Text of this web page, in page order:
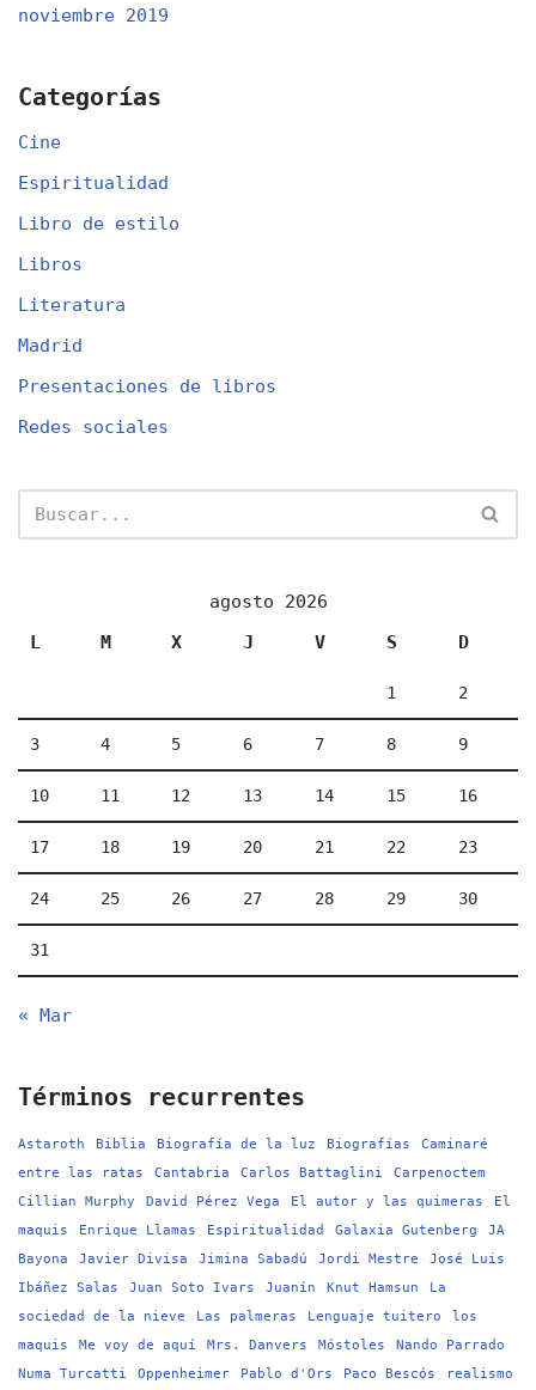
noviembre 2019
Categorías
Cine
Espiritualidad
Libro de estilo
Libros
Literatura
Madrid
Presentaciones de libros
Redes sociales
agosto 2026
L
M X J V S D
1 2
3 4 5 6 7 8 9
10 11 12 13 14 15 16
17 18 19 20 21 22 23
24 25 26 27 28 29 30
31
« Mar
Términos recurrentes
Astaroth Biblia Biografía de la luz Biografías
Caminaré
entre las ratas
Cantabria Carlos Battaglini
Carpenoctem
Cillian Murphy
David Pérez Vega El autor y las quimeras
El
maquis
Enrique Llamas Espiritualidad Galaxia Gutenberg
JA
Bayona
Javier Divisa Jimina Sabadú Jordi Mestre
José Luis
Ibáñez Salas
Juan Soto Ivars Juanín Knut Hamsun
La
sociedad de la nieve
Las palmeras Lenguaje tuitero
los
maquis
Me voy de aquí Mrs. Danvers Móstoles
Nando Parrado
Numa Turcatti
Oppenheimer Pablo d'Ors Paco Bescós realismo